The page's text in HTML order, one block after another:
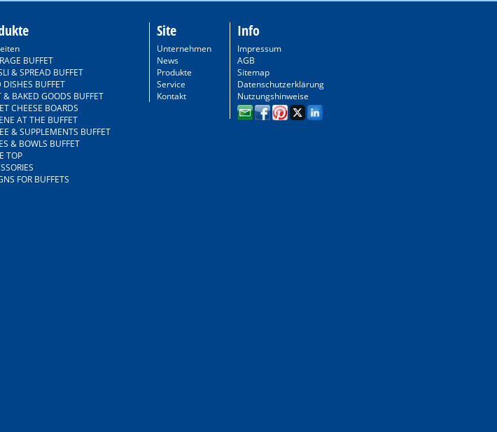
BUFFET
& SPREAD BUFFET
DISHES BUFFET
& BAKED GOODS BUFFET
CHEESE BOARDS
AT THE BUFFET
& SUPPLEMENTS BUFFET
& BOWLS BUFFET
TOP
FOR BUFFETS
Site
Unternehmen
News
Produkte
Service
Kontakt
Info
Impressum
AGB
Sitemap
Datenschutzerklärung
Nutzungshinweise